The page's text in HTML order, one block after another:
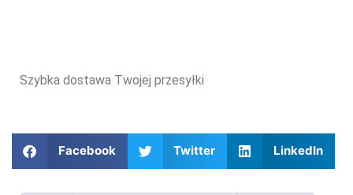
Facebook Twitter LinkedIn
Szybka dostawa Twojej przesyłki